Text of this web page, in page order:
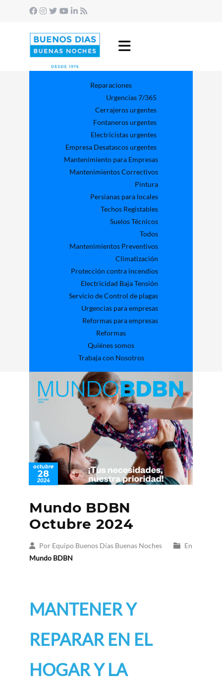
Reparaciones
Urgencias 7/365
Cerrajeros urgentes
Fontaneros urgentes
Electricistas urgentes
Empresa Desatascos urgentes
Mantenimiento para Empresas​
Mantenimientos Correctivos
Pintura
Persianas para locales
Techos Registables
Suelos Técnicos
Todos
Mantenimientos Preventivos
Climatización
Protección contra incendios
Electricidad Baja Tensión
Servicio de Control de plagas
Urgencias para empresas
Reformas para empresas
Reformas
Quiénes somos
Trabaja con Nosotros
octubre
28
2024
Mundo BDBN
Octubre 2024
Por Equipo Buenos Días Buenas Noches
En
Mundo BDBN
MANTENER Y
REPARAR EN EL
HOGAR Y LA